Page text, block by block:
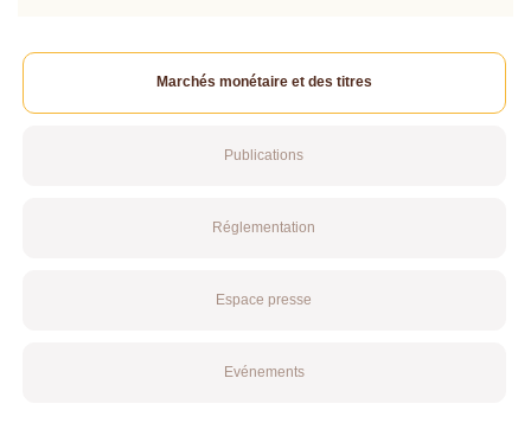
Marchés monétaire et des titres
Publications
Réglementation
Espace presse
Evénements